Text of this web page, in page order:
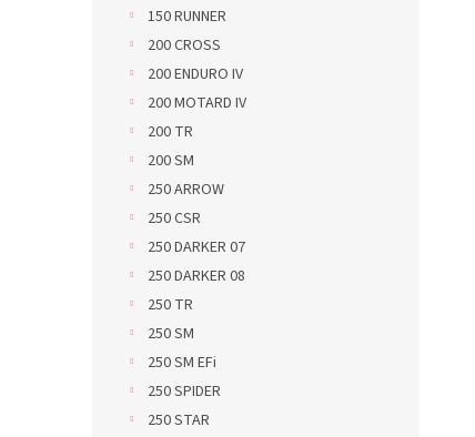
150 RUNNER
200 CROSS
200 ENDURO IV
200 MOTARD IV
200 TR
200 SM
250 ARROW
250 CSR
250 DARKER 07
250 DARKER 08
250 TR
250 SM
250 SM EFi
250 SPIDER
250 STAR